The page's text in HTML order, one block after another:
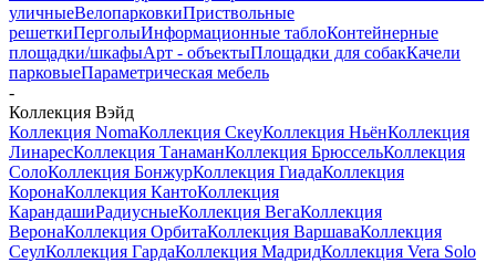
уличныеВелопарковкиПриствольные
решеткиПерголыИнформационные таблоКонтейнерные
площадки/шкафыАрт - объектыПлощадки для собакКачели
парковыеПараметрическая мебель
-
Коллекция Вэйд
Коллекция NomaКоллекция СкеуКоллекция НьёнКоллекция
ЛинаресКоллекция ТанаманКоллекция БрюссельКоллекция
СолоКоллекция БонжурКоллекция ГиадаКоллекция
КоронаКоллекция КантоКоллекция
КарандашиРадиусныеКоллекция ВегаКоллекция
ВеронаКоллекция ОрбитаКоллекция ВаршаваКоллекция
СеулКоллекция ГардаКоллекция МадридКоллекция Vera Solo